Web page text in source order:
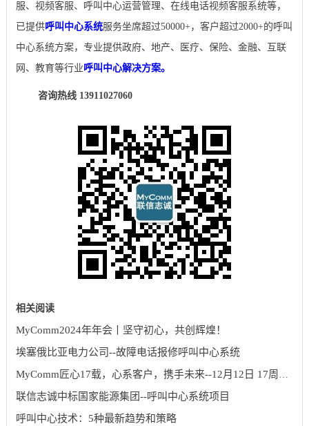
服、视频客服、呼叫中心运营管理、在线电话视频客服系统等，
已提供呼叫中心系统服务坐席超过50000+，客户超过2000+的呼叫
中心系统方案，专业提供政府、地产、医疗、保险、金融、互联
网、教育等行业呼叫中心解决方案。
咨询热线 13911027060
相关阅读
MyComm2024年年会丨坚守初心，共创辉煌！
埃塞俄比亚电力公司--故障电话报修呼叫中心系统
MyComm匠心17载，心系客户，携手未来--12月12日 17周年庆
联信志诚中标国家能源集团--呼叫中心系统项目
呼叫中心技术：5种最新趋势和策略